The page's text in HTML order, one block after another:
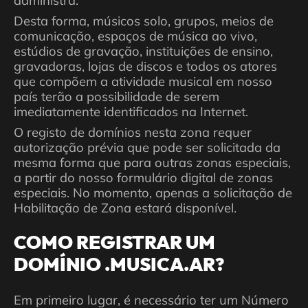
Desta forma, músicos solo, grupos, meios de
comunicação, espaços de música ao vivo,
estúdios de gravação, instituições de ensino,
gravadoras, lojas de discos e todos os atores
que compõem a atividade musical em nosso
país terão a possibilidade de serem
imediatamente identificados na Internet.
O registo de domínios nesta zona requer
autorização prévia que pode ser solicitada da
mesma forma que para outras zonas especiais,
a partir do nosso formulário digital de zonas
especiais. No momento, apenas a solicitação de
Habilitação de Zona estará disponível.
COMO REGISTRAR UM
DOMÍNIO .MUSICA.AR?
Em primeiro lugar, é necessário ter um Número